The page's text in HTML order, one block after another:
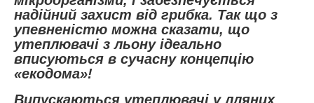
надійний захист від грибка. Так що з
упевненістю можна сказати, що
утеплювачі з льону ідеально
вписуються в сучасну концепцію
«екодома»!
Випускаються утеплювачі у лляних